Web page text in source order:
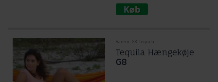
Varenr. G8-Tequila
Tequila Hængekøje
G8